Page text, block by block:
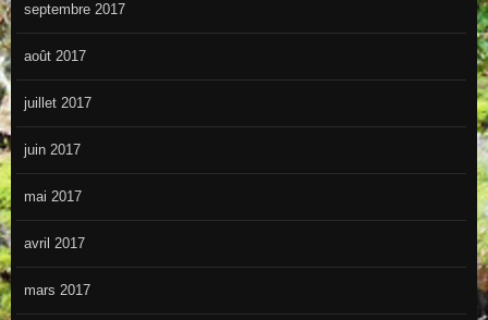
septembre 2017
août 2017
juillet 2017
juin 2017
mai 2017
avril 2017
mars 2017